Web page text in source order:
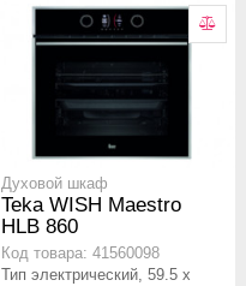
Духовой шкаф
Teka WISH Maestro
HLB 860
Код товара: 41560098
Тип электрический, 59.5 х